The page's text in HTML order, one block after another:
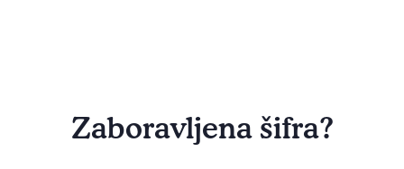
Zaboravljena šifra?